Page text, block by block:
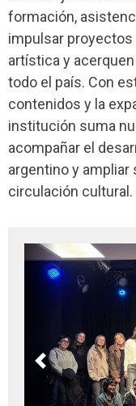
formación,
impulsar
artística y
todo el país. Con
contenidos y la
institución suma
acompañar el
argentino y
circulación cultural.
Previous